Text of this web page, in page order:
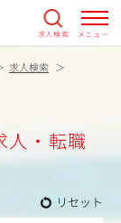
求人検索 メニュー
求人検索
人・転職
リセット